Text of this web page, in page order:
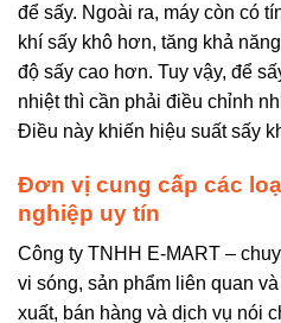
để sấy. Ngoài ra, máy còn có
khí sấy khô hơn, tăng khả
độ sấy cao hơn. Tuy vậy, để
nhiệt thì cần phải điều chỉnh
Điều này khiến hiệu suất sấy
Đơn vị cung cấp các
nghiệp uy tín
Công ty TNHH E-MART –
vi sóng, sản phẩm liên quan
xuất, bán hàng và dịch vụ nói